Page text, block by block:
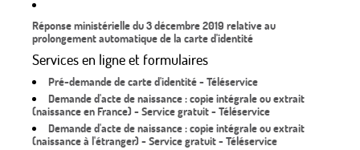
Réponse ministérielle du 3 décembre 2019 relative au
prolongement automatique de la carte d'identité
Services en ligne et formulaires
Pré-demande de carte d'identité - Téléservice
Demande d'acte de naissance : copie intégrale ou extrait
(naissance en France) - Service gratuit - Téléservice
Demande d'acte de naissance : copie intégrale ou extrait
(naissance à l'étranger) - Service gratuit - Téléservice